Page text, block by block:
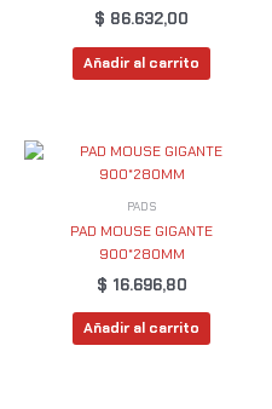
$ 86.632,00
Añadir al carrito
PADS
PAD MOUSE GIGANTE
900*280MM
$ 16.696,80
Añadir al carrito